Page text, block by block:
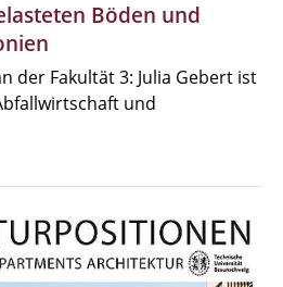
Böden und
der Fakultät 3: Julia Gebert ist
und